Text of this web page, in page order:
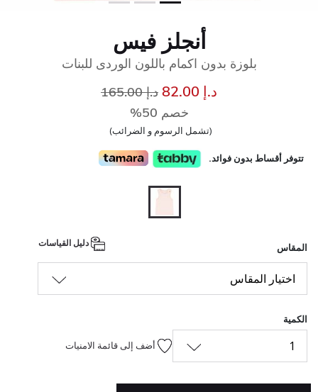
أنجلز فيس
بلوزة بدون اكمام باللون الوردى للبنات
د.إ 82.00 سعر مخفض مند.إ 165.00
خصم 50%
(تشمل الرسوم و الضرائب)
تتوفر أقساط بدون فوائد.
المقاس
اختيار المقاس
الكمية
1 أضف إلى قائمة الامنيات